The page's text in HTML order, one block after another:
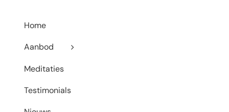
Home
Aanbod
Meditaties
Testimonials